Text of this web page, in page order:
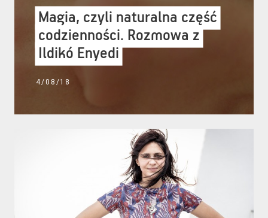
Magia, czyli naturalna część
codzienności. Rozmowa z
Ildikó Enyedi
Magia, czyli naturalna część
codzienności. Rozmowa z
Ildikó Enyedi
4/08/18